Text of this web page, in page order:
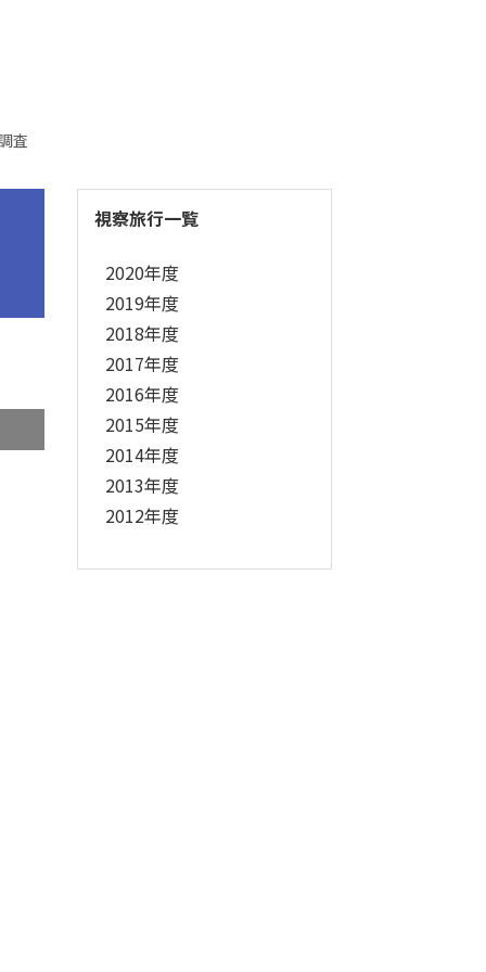
査
視察旅行一覧
2020年度
2019年度
2018年度
2017年度
2016年度
2015年度
2014年度
2013年度
2012年度